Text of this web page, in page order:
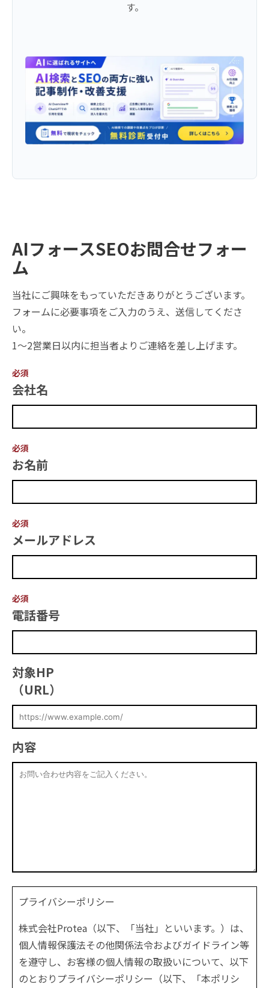
す。
AIフォースSEOお問合せフォー
ム
当社にご興味をもっていただきありがとうございます。
フォームに必要事項をご入力のうえ、送信してくださ
い。
1〜2営業日以内に担当者よりご連絡を差し上げます。
必須
会社名
必須
お名前
必須
メールアドレス
必須
電話番号
対象HP
（URL）
内容
プライバシーポリシー
株式会社Protea（以下、「当社」といいます。）は、
個人情報保護法その他関係法令およびガイドライン等
を遵守し、お客様の個人情報の取扱いについて、以下
のとおりプライバシーポリシー（以下、「本ポリシ